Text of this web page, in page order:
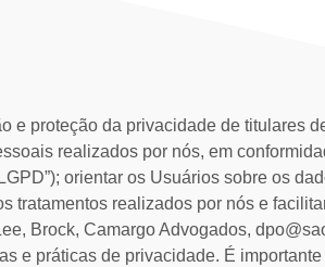
e proteção da privacidade de titulares
realizados por nós, em
orientar os Usuários sobre os
realizados por nós e
Brock, Camargo Advogados,
e práticas de privacidade. É